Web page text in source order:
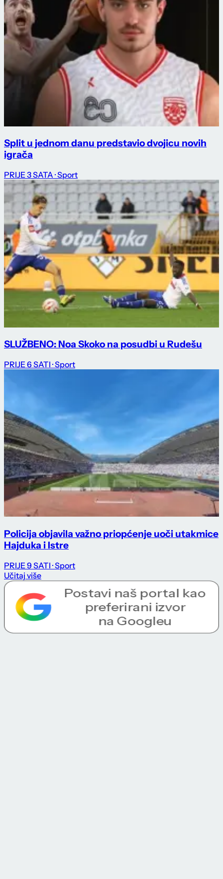
Split u jednom danu predstavio dvojicu novih
igrača
PRIJE 3 SATA · Sport
SLUŽBENO: Noa Skoko na posudbi u Rudešu
PRIJE 6 SATI · Sport
Policija objavila važno priopćenje uoči utakmice
Hajduka i Istre
PRIJE 9 SATI · Sport
Učitaj više